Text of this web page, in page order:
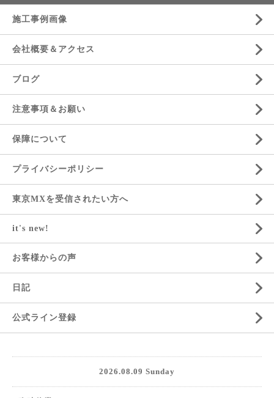
施工事例画像
会社概要＆アクセス
ブログ
注意事項＆お願い
保障について
プライバシーポリシー
東京MXを受信されたい方へ
it's new!
お客様からの声
日記
公式ライン登録
2026.08.09 Sunday